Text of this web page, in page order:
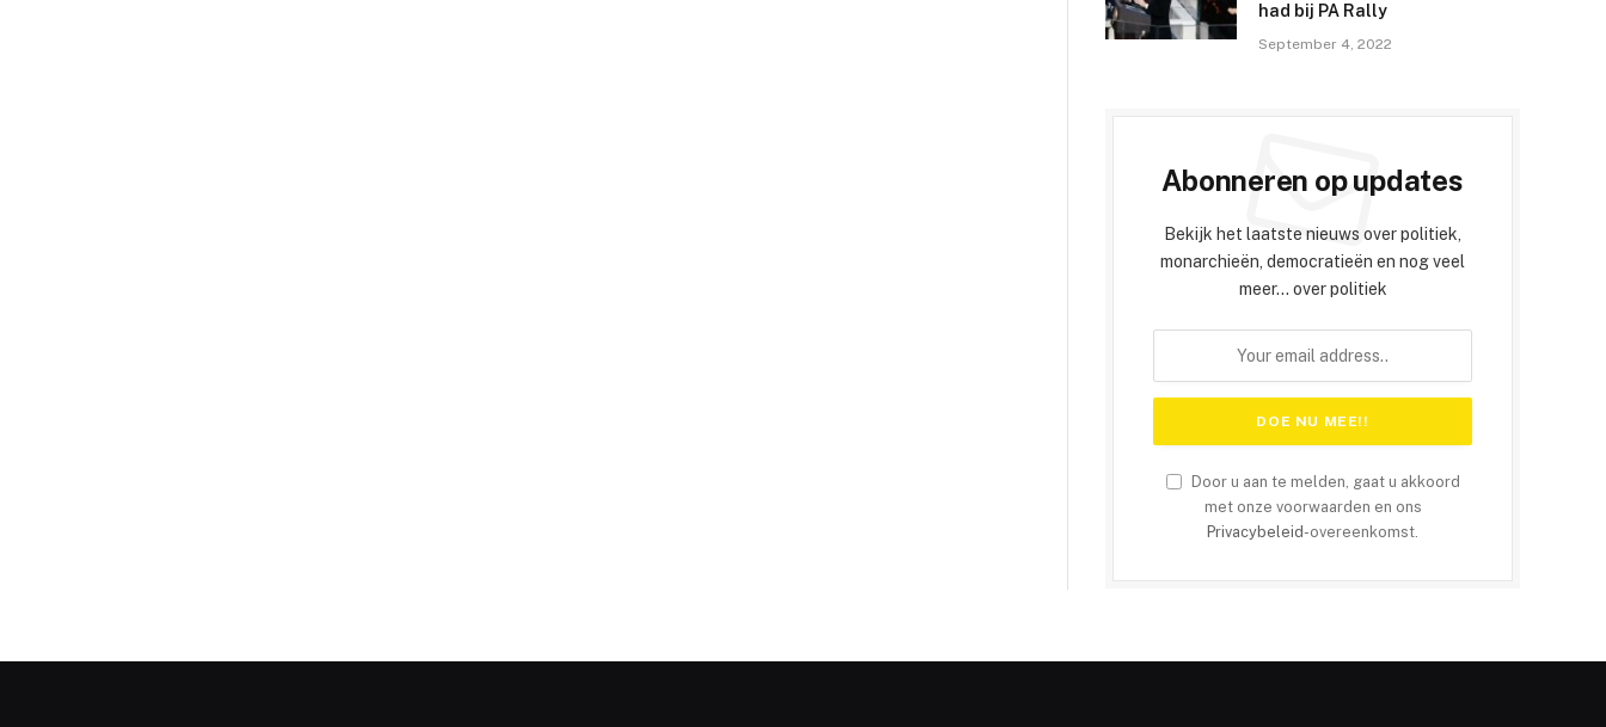
had bij PA Rally
September 4, 2022
Abonneren op updates
Bekijk het laatste nieuws over politiek,
monarchieën, democratieën en nog veel
meer... over politiek
Door u aan te melden, gaat u akkoord
met onze voorwaarden en ons
Privacybeleid-overeenkomst.